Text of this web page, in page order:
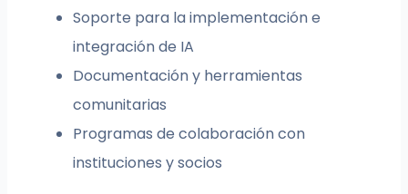
Soporte para la implementación e
integración de IA
Documentación y herramientas
comunitarias
Programas de colaboración con
instituciones y socios